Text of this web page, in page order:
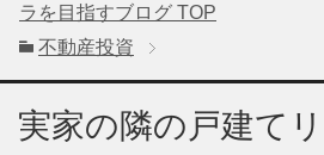
ラを目指すブログ TOP
不動産投資
実家の隣の戸建て